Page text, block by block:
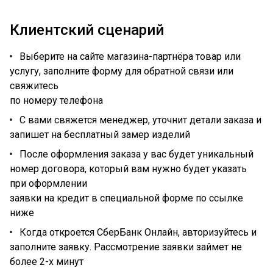
Клиентский сценарий
Выберите на сайте магазина-партнёра товар или
услугу, заполните форму для обратной связи или
свяжитесь
по номеру телефона
С вами свяжется менеджер, уточнит детали заказа и
запишет на бесплатный замер изделий
После оформления заказа у вас будет уникальный
номер договора, который вам нужно будет указать
при оформлении
заявки на кредит в специальной форме по ссылке
ниже
Когда откроется СберБанк Онлайн, авторизуйтесь и
заполните заявку. Рассмотрение заявки займет не
более 2-х минут